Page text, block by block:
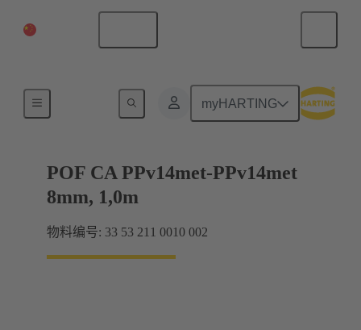
myHARTING
光纤 系统布线
POF CA PPv14met-PPv14met
8mm, 1,0m
物料编号: 33 53 211 0010 002